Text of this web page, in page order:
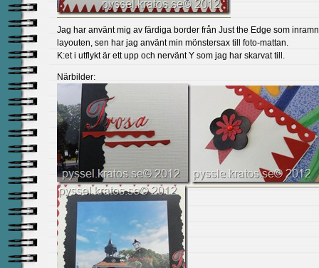
Jag har använt mig av färdiga border från Just the Edge som
layouten, sen har jag använt min mönstersax till foto-mattan.
K:et i utflykt är ett upp och nervänt Y som jag har skarvat till.
Närbilder: